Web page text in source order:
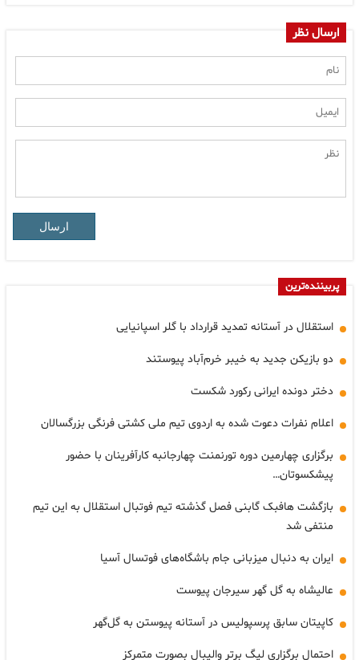
ارسال نظر
ارسال
پربیننده‌ترین
استقلال در آستانه تمدید قرارداد با گلر اسپانیایی
دو بازیکن جدید به خیبر خرم‌آباد پیوستند
دختر دونده ایرانی رکورد شکست
اعلام نفرات دعوت شده به اردوی تیم ملی کشتی فرنگی بزرگسالان
برگزاری چهارمین دوره تورنمنت چهارجانبه کارآفرینان با حضور
پیشکسوتان…
بازگشت هافبک گابنی فصل گذشته تیم فوتبال استقلال به این تیم
منتفی شد
ایران به دنبال میزبانی جام باشگاه‌های فوتسال آسیا
عالیشاه به گل گهر سیرجان پیوست
کاپیتان سابق پرسپولیس در آستانه پیوستن به گل‌گهر
احتمال برگزاری لیگ برتر والیبال بصورت متمرکز